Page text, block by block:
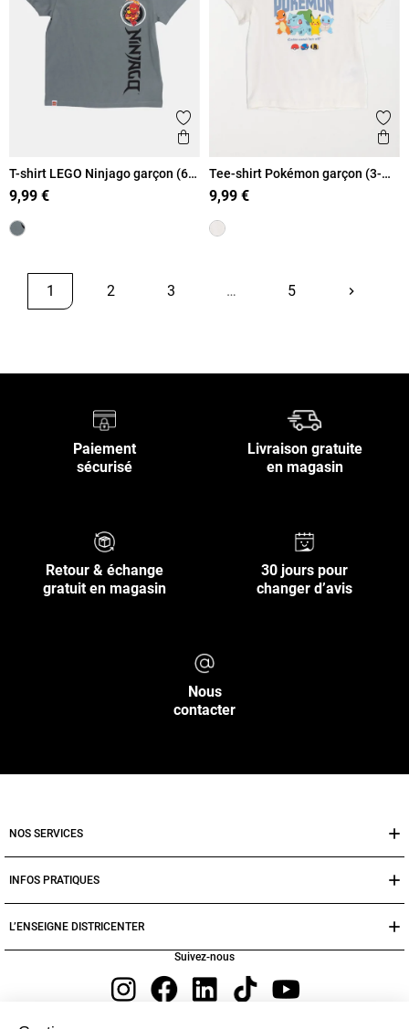
Ajouter aux favoris
Aperçu rapide
T-shirt LEGO Ninjago garçon (6-
12A)
9,99 €
Tee-shirt Pokémon garçon (3-
8A)
9,99 €
1 2 3 … 5 keyboard_arrow_rightSuivant
Paiement
sécurisé
Livraison gratuite
en magasin
Retour & échange
gratuit en magasin
30 jours pour
changer d’avis
Nous
contacter
NOS SERVICES
INFOS PRATIQUES
L’ENSEIGNE DISTRICENTER
Suivez-nous